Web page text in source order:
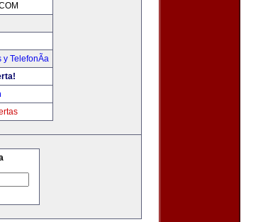
y TelefonÃ­a